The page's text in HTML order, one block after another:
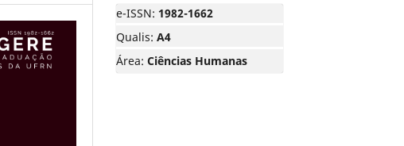
e-ISSN: 1982-1662
Qualis: A4
Área: Ciências Humanas